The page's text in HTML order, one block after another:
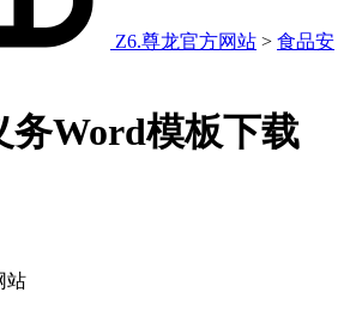
Z6.尊龙官方网站 > 食品安
务Word模板下载
站